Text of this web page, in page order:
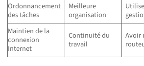
Ordonnancement
des tâches
Meilleure
organisation
Maintien de la
connexion
Internet
Continuité du
travail
Avoir